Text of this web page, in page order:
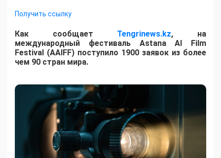
Получить ссылку
Как сообщает Tengrinews.kz, на
международный фестиваль Astana AI Film
Festival (AAIFF) поступило 1900 заявок из более
чем 90 стран мира.